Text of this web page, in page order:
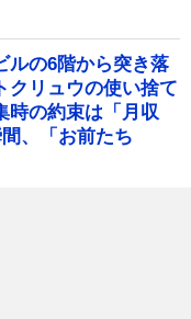
ルの6階から突き落
リュウの使い捨て
の約束は「月収
、「お前たち